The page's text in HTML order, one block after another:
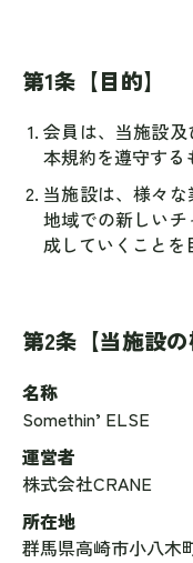
第1条【目的】
会員は、当施設及
本規約を遵守する
当施設は、様々な
地域での新しい
成していくことを
第2条【当施設の
名称
Somethin’ ELSE
運営者
株式会社CRANE
所在地
群馬県高崎市小八木